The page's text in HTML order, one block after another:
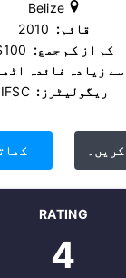
قائم:
کم از کم جمع:
زیادہ فائدہ
ریگولیٹرز: ‫ IFSC
RATING
4